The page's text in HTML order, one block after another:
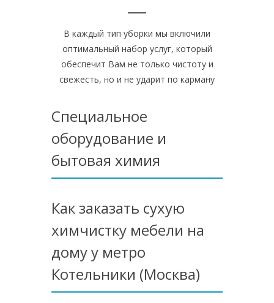
В каждый тип уборки мы включили
оптимальный набор услуг, который
обеспечит Вам не только чистоту и
свежесть, но и не ударит по карману
Специальное
оборудование и
бытовая химия
Как заказать сухую
химчистку мебели на
дому у метро
Котельники (Москва)